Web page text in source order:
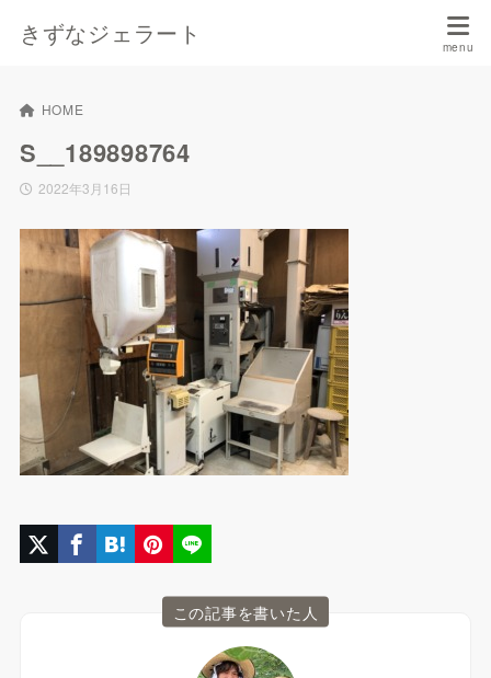
きずなジェラート
HOME
S__189898764
2022年3月16日
この記事を書いた人